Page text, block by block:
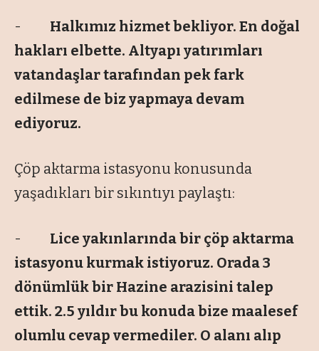
- Halkımız hizmet bekliyor. En doğal
hakları elbette. Altyapı yatırımları
vatandaşlar tarafından pek fark
edilmese de biz yapmaya devam
ediyoruz.
Çöp aktarma istasyonu konusunda
yaşadıkları bir sıkıntıyı paylaştı:
- Lice yakınlarında bir çöp aktarma
istasyonu kurmak istiyoruz. Orada 3
dönümlük bir Hazine arazisini talep
ettik. 2.5 yıldır bu konuda bize maalesef
olumlu cevap vermediler. O alanı alıp